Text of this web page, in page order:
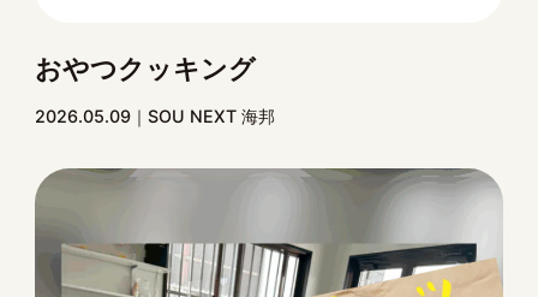
おやつクッキング
2026.05.09 SOU NEXT 海邦